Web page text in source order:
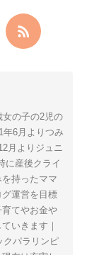
の子の2児の
年6月よりつみ
月よりジュニ
に産後クライ
持ったママ
運営を目標
てやお金や
いきます｜
クパラリンピ